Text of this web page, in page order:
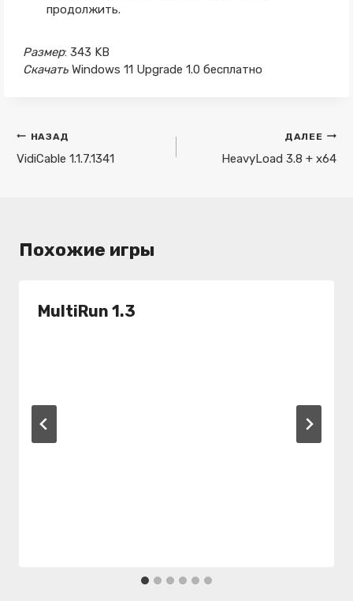
продолжить.
Размер: 343 KB
Скачать Windows 11 Upgrade 1.0 бесплатно
Навигация
по
НАЗАД
VidiCable 1.1.7.1341
ДАЛЕЕ
HeavyLoad 3.8 + x64
Похожие игры
MultiRun 1.3